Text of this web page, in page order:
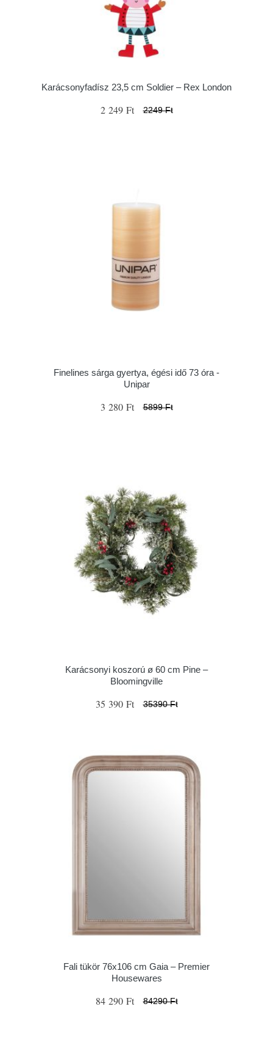
Karácsonyfadísz 23,5 cm Soldier – Rex London
2 249 Ft 2249 Ft
Finelines sárga gyertya, égési idő 73 óra -
Unipar
3 280 Ft 5899 Ft
Karácsonyi koszorú ø 60 cm Pine –
Bloomingville
35 390 Ft 35390 Ft
Fali tükör 76x106 cm Gaia – Premier
Housewares
84 290 Ft 84290 Ft